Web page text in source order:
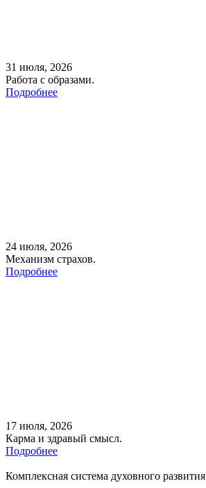
31 июля, 2026
Работа с образами.
Подробнее
24 июля, 2026
Механизм страхов.
Подробнее
17 июля, 2026
Карма и здравый смысл.
Подробнее
Комплексная система духовного развития